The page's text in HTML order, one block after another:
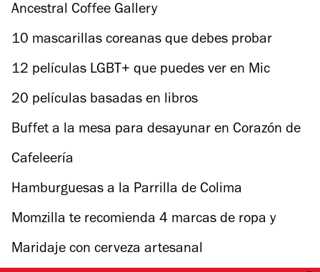
Ancestral Coffee Gallery
10 mascarillas coreanas que debes probar
12 películas LGBT+ que puedes ver en Mic
Género 2018
20 películas basadas en libros
Buffet a la mesa para desayunar en Corazón de
Maguey
Cafeleería
Hamburguesas a la Parrilla de Colima
Momzilla te recomienda 4 marcas de ropa y
accesorios para bebés
Maridaje con cerveza artesanal